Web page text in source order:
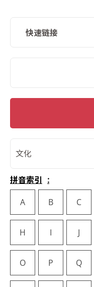
快速链接
文化
拼音索引
A
B C
H I J
O P Q